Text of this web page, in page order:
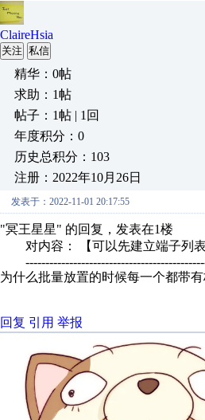
ClaireHsia
关注 私信
精华：0帖
求助：1帖
帖子：1帖 | 1回
年度积分：0
历史总积分：103
注册：2022年10月26日
发表于：2022-11-01 20:17:55
"冥王星星" 的回复，发表在1楼
对内容： 【可以先建立端子列表
为什么批量放置的时候每一个都带
回复 引用 举报